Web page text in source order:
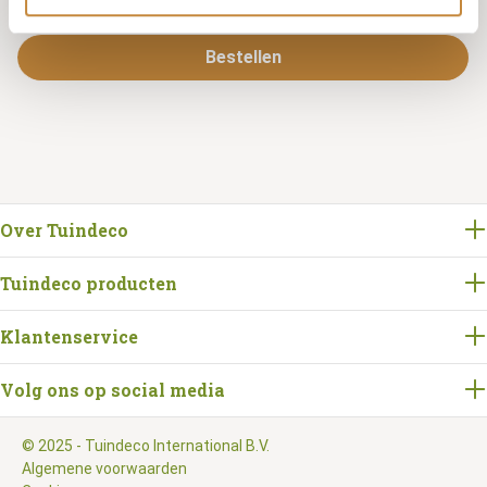
Bestellen
Over Tuindeco
Tuindeco producten
Klantenservice
Volg ons op social media
© 2025 - Tuindeco International B.V.
Algemene voorwaarden